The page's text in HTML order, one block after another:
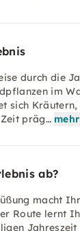
durch die
im
sich Kräutern,
präg…
ab?
macht
Route lernt